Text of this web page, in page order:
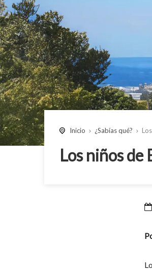
Inicio ¿Sabías qué?
Los niños